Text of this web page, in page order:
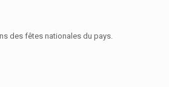
des fêtes nationales du pays.